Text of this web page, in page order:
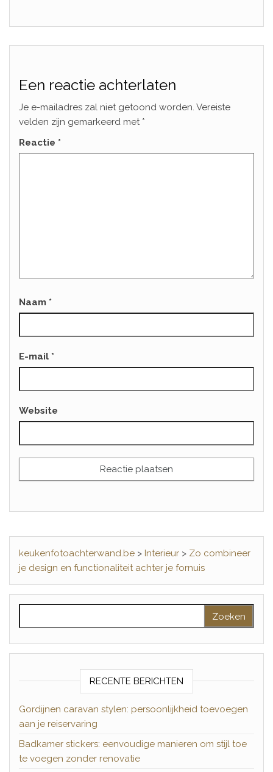
Een reactie achterlaten
Je e-mailadres zal niet getoond worden. Vereiste
velden zijn gemarkeerd met *
Reactie *
Naam *
E-mail *
Website
keukenfotoachterwand.be > Interieur > Zo combineer
je design en functionaliteit achter je fornuis
RECENTE BERICHTEN
Gordijnen caravan stylen: persoonlijkheid toevoegen
aan je reiservaring
Badkamer stickers: eenvoudige manieren om stijl toe
te voegen zonder renovatie